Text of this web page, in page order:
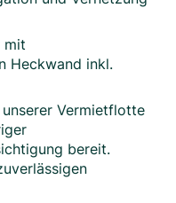
mit
Heckwand inkl.
Vermietflotte
bereit.